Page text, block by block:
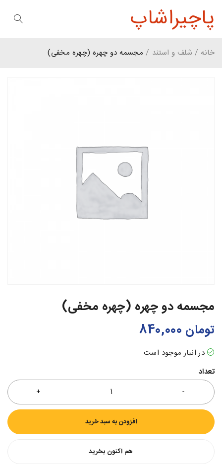
پاچیراشاپ
خانه / شلف و استند / مجسمه دو چهره (چهره مخفی)
مجسمه دو چهره (چهره مخفی)
تومان
در انبار موجود است
تعداد
افزودن به سبد خرید
هم اکنون بخرید